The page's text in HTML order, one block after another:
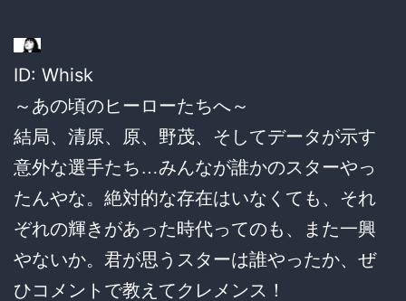
ID: Whisk
～あの頃のヒーローたちへ～
結局、清原、原、野茂、そしてデータが示す
意外な選手たち…みんなが誰かのスターやっ
たんやな。絶対的な存在はいなくても、それ
ぞれの輝きがあった時代ってのも、また一興
やないか。君が思うスターは誰やったか、ぜ
ひコメントで教えてクレメンス！